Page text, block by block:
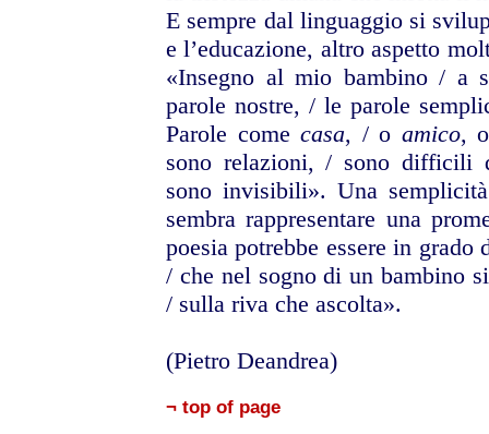
E sempre dal linguaggio si
e l’educazione, altro aspetto
«Insegno al mio bambino / a
parole nostre, / le parole
Parole come casa, / o amico,
sono relazioni, / sono difficili
sono invisibili». Una
sembra rappresentare una
poesia potrebbe essere in grado
/ che nel sogno di un bambino
/ sulla riva che ascolta».
(Pietro Deandrea)
¬ top of page